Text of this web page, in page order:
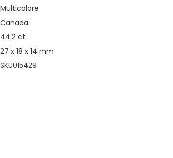
Multicolore
Canada
44.2 ct
27 x 18 x 14 mm
SKU015429